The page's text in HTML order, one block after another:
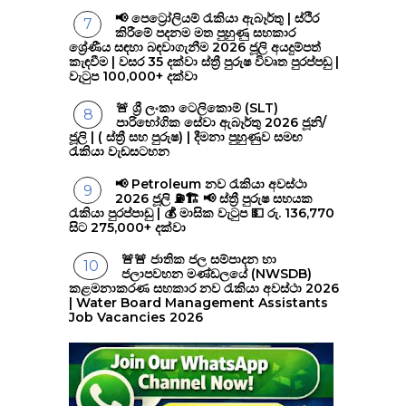
📢 පෙට්‍රෝලියම් රැකියා ඇබෑර්තු | ස්ථිර
කිරීමේ පදනම මත පුහුණු සහකාර
ශ්‍රේණීය සඳහා බඳවාගැනීම 2026 ජූලි අයදුම්පත්
කැඳවීම | වසර 35 දක්වා ස්ත්‍රී පුරුෂ විවෘත පුරප්පඩු |
වැටුප 100,000+ දක්වා
🚨 ශ්‍රී ලංකා ටෙලිකොම් (SLT)
පාරිභෝගික සේවා ඇබෑර්තු 2026 ජූනි/
ජූලි | ( ස්ත්‍රී සහ පුරුෂ) | දීමනා පුහුණුව සමඟ
රැකියා වැඩසටහන
📢 Petroleum නව රැකියා අවස්ථා
2026 ජූලි ⛽🏗️ 📢 ස්ත්‍රී පුරුෂ සහයක
රැකියා පුරප්පාඩු | 💰 මාසික වැටුප 💵 රු. 136,770
සිට 275,000+ දක්වා
🚨🚨 ජාතික ජල සම්පාදන හා
ජලාපවහන මණ්ඩලයේ (NWSDB)
කළමනාකරණ සහකාර නව රැකියා අවස්ථා 2026
| Water Board Management Assistants
Job Vacancies 2026